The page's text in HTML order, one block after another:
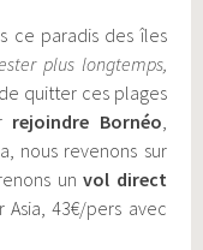
ce paradis des îles
plus longtemps,
quitter ces plages
rejoindre Bornéo
nous revenons sur
un vol direct
43€/pers avec